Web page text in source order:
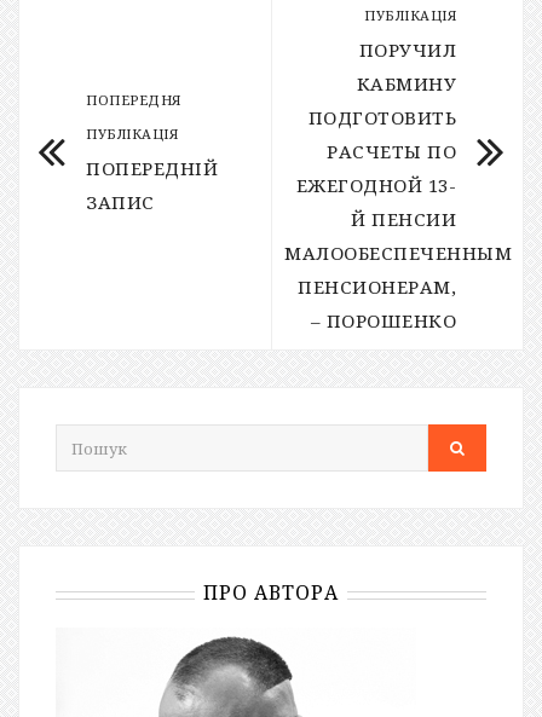
ПОПЕРЕДНЯ
ПУБЛІКАЦІЯ
ПОПЕРЕДНІЙ
ЗАПИС
ПУБЛІКАЦІЯ
ПОРУЧИЛ
КАБМИНУ
ПОДГОТОВИТЬ
РАСЧЕТЫ ПО
ЕЖЕГОДНОЙ 13-
Й ПЕНСИИ
МАЛООБЕСПЕЧЕННЫМ
ПЕНСИОНЕРАМ,
– ПОРОШЕНКО
ПРО АВТОРА